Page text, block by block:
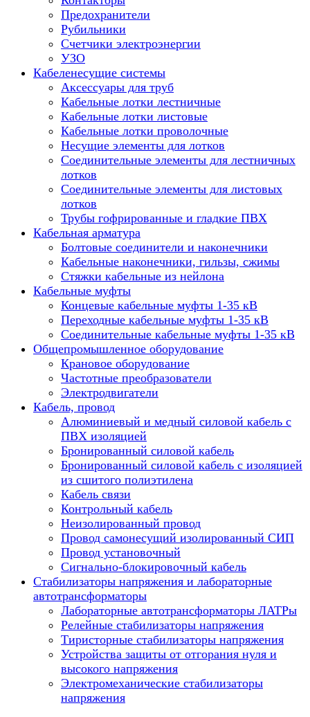
Предохранители
Рубильники
Счетчики электроэнергии
УЗО
Кабеленесущие системы
Аксессуары для труб
Кабельные лотки лестничные
Кабельные лотки листовые
Кабельные лотки проволочные
Несущие элементы для лотков
Соединительные элементы для лестничных
лотков
Соединительные элементы для листовых
лотков
Трубы гофрированные и гладкие ПВХ
Кабельная арматура
Болтовые соединители и наконечники
Кабельные наконечники, гильзы, сжимы
Стяжки кабельные из нейлона
Кабельные муфты
Концевые кабельные муфты 1-35 кВ
Переходные кабельные муфты 1-35 кВ
Соединительные кабельные муфты 1-35 кВ
Общепромышленное оборудование
Крановое оборудование
Частотные преобразователи
Электродвигатели
Кабель, провод
Алюминиевый и медный силовой кабель с
ПВХ изоляцией
Бронированный силовой кабель
Бронированный силовой кабель с изоляцией
из сшитого полиэтилена
Кабель связи
Контрольный кабель
Неизолированный провод
Провод самонесущий изолированный СИП
Провод установочный
Сигнально-блокировочный кабель
Стабилизаторы напряжения и лабораторные
автотрансформаторы
Лабораторные автотрансформаторы ЛАТРы
Релейные стабилизаторы напряжения
Тиристорные стабилизаторы напряжения
Устройства защиты от отгорания нуля и
высокого напряжения
Электромеханические стабилизаторы
напряжения